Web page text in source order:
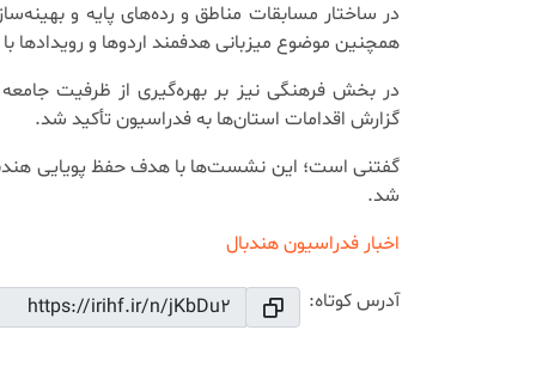
در ساختار مسابقات مناطق و رده‌های پایه و
همچنین موضوع میزبانی هدفمند اردوها و رویدادها
در بخش فرهنگی نیز بر بهره‌گیری از ظرفیت جامعه
گزارش اقدامات استان‌ها به فدراسیون تأکید شد.
گفتنی‌ است؛ این نشست‌ها با هدف حفظ پویایی
شد.
اخبار فدراسیون هندبال
آدرس کوتاه: